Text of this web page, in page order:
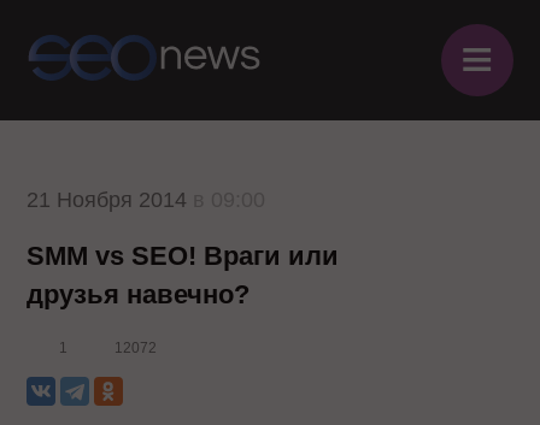
≡
21 Ноября 2014
SMM vs SEO! Враги или
друзья навечно?
1 12072